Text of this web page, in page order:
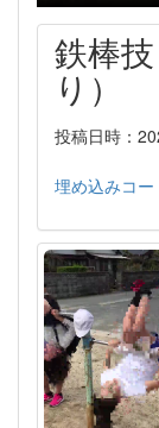
鉄棒
り）
投稿日時：
埋め込みコー